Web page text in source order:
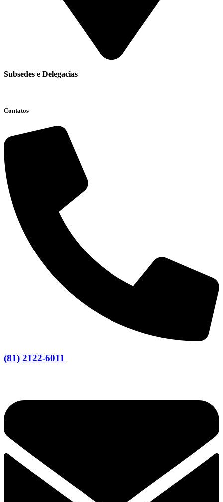
Subsedes e Delegacias
Contatos
(81) 2122-6011